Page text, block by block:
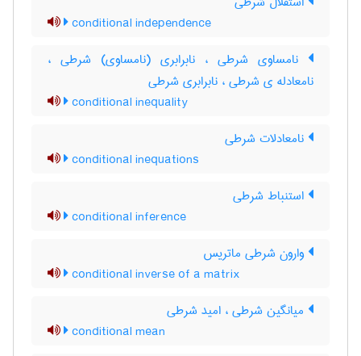
conditional independence
نامساوی شرطی ، نابرابری (نامساوی) شرطی ،
نامعادله ی شرطی ، نابرابری شرطی
conditional inequality
نامعادلات شرطی
conditional inequations
استنباط شرطی
conditional inference
وارون شرطی ماتریس
conditional inverse of a matrix
میانگین شرطی ، امید شرطی
conditional mean